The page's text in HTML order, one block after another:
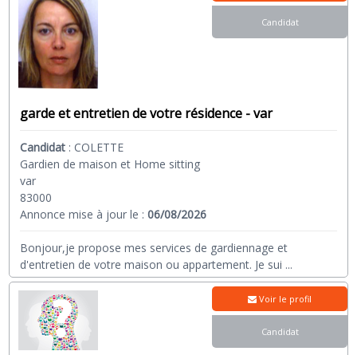
garde et entretien de votre résidence - var
Candidat : COLETTE
Gardien de maison et Home sitting
var
83000
Annonce mise à jour le :06/08/2026
Bonjour,je propose mes services de gardiennage et
d'entretien de votre maison ou appartement. Je sui ...
Candidat
Voir le profil
Candidat